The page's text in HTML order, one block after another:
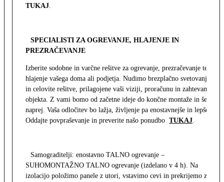
TUKAJ.
SPECIALISTI ZA OGREVANJE, HLAJENJE IN
PREZRAČEVANJE
Izberite sodobne in varčne rešitve za ogrevanje, prezračevanje ter
hlajenje vašega doma ali podjetja. Nudimo brezplačno svetovanje
in celovite rešitve, prilagojene vaši viziji, proračunu in zahtevam
objekta. Z vami bomo od začetne ideje do končne montaže in še
naprej. Vaša odločitev bo lažja, življenje pa enostavnejše in lepše.
Oddajte povpraševanje in preverite našo ponudbo TUKAJ.
Samograditelji: enostavno TALNO ogrevanje –
SUHOMONTAŽNO TALNO ogrevanje (izdelano v 4 h). Na
izolacijo položimo panele z utori, vstavimo cevi in prekrijemo z